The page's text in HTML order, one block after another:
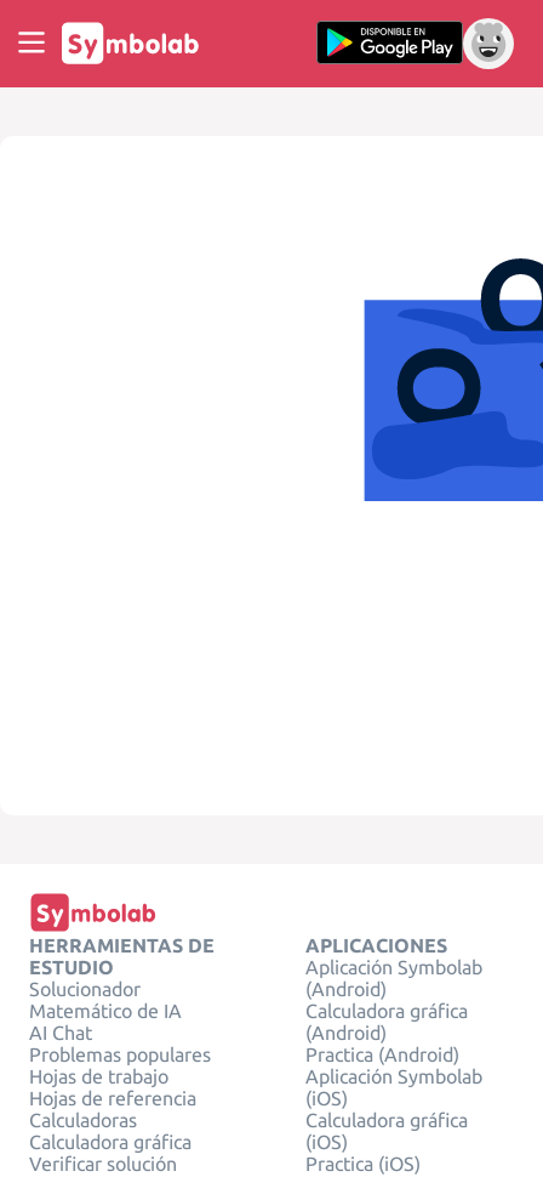
HERRAMIENTAS DE
ESTUDIO
Solucionador
Matemático de IA
AI Chat
Problemas populares
Hojas de trabajo
Hojas de referencia
Calculadoras
Calculadora gráfica
Verificar solución
APLICACIONES
Aplicación Symbolab
(Android)
Calculadora gráfica
(Android)
Practica (Android)
Aplicación Symbolab
(iOS)
Calculadora gráfica
(iOS)
Practica (iOS)